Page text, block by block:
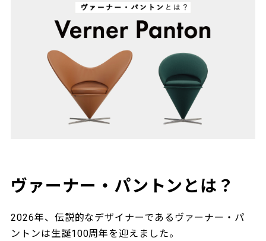
ヴァーナー・パントンとは？
2026年、伝説的なデザイナーであるヴァーナー・パ
ントンは生誕100周年を迎えました。